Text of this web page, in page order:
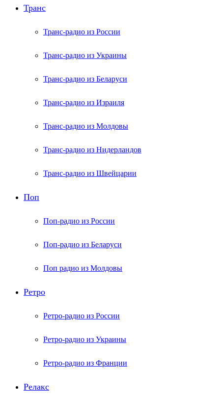
Транс
Транс-радио из России
Транс-радио из Украины
Транс-радио из Беларуси
Транс-радио из Израиля
Транс-радио из Молдовы
Транс-радио из Нидерландов
Транс-радио из Швейцарии
Поп
Поп-радио из России
Поп-радио из Беларуси
Поп радио из Молдовы
Ретро
Ретро-радио из России
Ретро-радио из Украины
Ретро-радио из Франции
Релакс